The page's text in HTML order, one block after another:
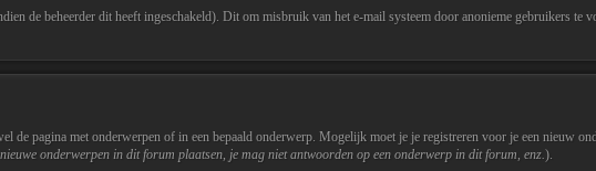
de beheerder dit heeft ingeschakeld). Dit om misbruik van het e-mail systeem door anonieme gebruikers te
pagina met onderwerpen of in een bepaald onderwerp. Mogelijk moet je je registreren voor je een nieuw
onderwerpen in dit forum plaatsen, je mag niet antwoorden op een onderwerp in dit forum, enz.).